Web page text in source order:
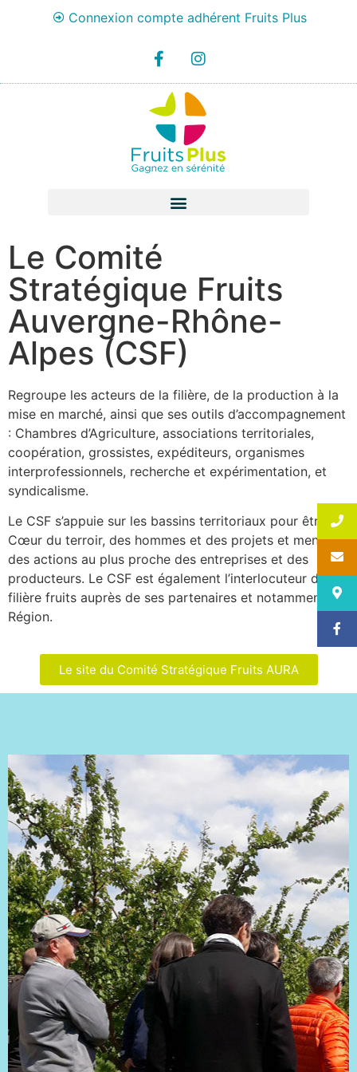
Connexion compte adhérent Fruits Plus
Le Comité
Stratégique Fruits
Auvergne-Rhône-
Alpes (CSF)
Regroupe les acteurs de la filière, de la production à la
mise en marché, ainsi que ses outils d’accompagnement
: Chambres d’Agriculture, associations territoriales,
coopération, grossistes, expéditeurs, organismes
interprofessionnels, recherche et expérimentation, et
syndicalisme.
Le CSF s’appuie sur les bassins territoriaux pour être au
Cœur du terroir, des hommes et des projets et mener
des actions au plus proche des entreprises et des
producteurs. Le CSF est également l’interlocuteur de la
filière fruits auprès de ses partenaires et notamment la
Région.
Le site du Comité Stratégique Fruits AURA